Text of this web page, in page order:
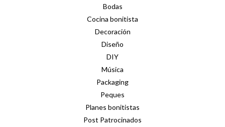
Bodas
Cocina bonitista
Decoración
Diseño
DIY
Música
Packaging
Peques
Planes bonitistas
Post Patrocinados